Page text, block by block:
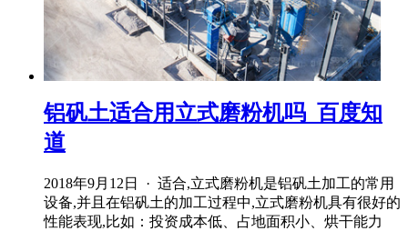
铝矾土适合用立式磨粉机吗_百度知
道
2018年9月12日 · 适合,立式磨粉机是铝矾土加工的常用
设备,并且在铝矾土的加工过程中,立式磨粉机具有很好的
性能表现,比如：投资成本低、占地面积小、烘干能力